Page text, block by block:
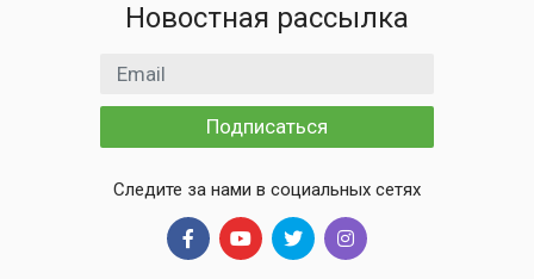
Новостная рассылка
Email адрес
Подписаться
Следите за нами в социальных сетях